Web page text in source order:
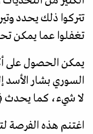
تتركوا ذلك يحدد
تغفلوا عما يمكن
يمكن الحصول على
السوري بشار الأسد
لا شيء، كما يحدث
اغتنم هذه الفرصة